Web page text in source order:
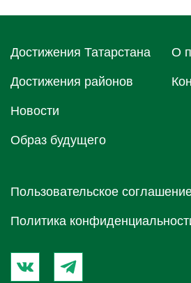
Достижения Татарстана
Достижения районов
Новости
Образ будущего
О
Пользовательское
Политика